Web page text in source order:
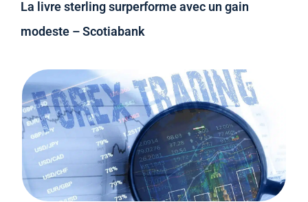
La livre sterling surperforme avec un gain
modeste – Scotiabank